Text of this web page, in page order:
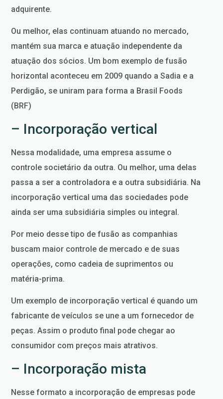
adquirente.
Ou melhor, elas continuam atuando no mercado,
mantém sua marca e atuação independente da
atuação dos sócios. Um bom exemplo de fusão
horizontal aconteceu em 2009 quando a Sadia e a
Perdigão, se uniram para forma a Brasil Foods
(BRF)
– Incorporação vertical
Nessa modalidade, uma empresa assume o
controle societário da outra. Ou melhor, uma delas
passa a ser a controladora e a outra subsidiária. Na
incorporação vertical uma das sociedades pode
ainda ser uma subsidiária simples ou integral.
Por meio desse tipo de fusão as companhias
buscam maior controle de mercado e de suas
operações, como cadeia de suprimentos ou
matéria-prima.
Um exemplo de incorporação vertical é quando um
fabricante de veículos se une a um fornecedor de
peças. Assim o produto final pode chegar ao
consumidor com preços mais atrativos.
– Incorporação mista
Nesse formato a incorporação de empresas pode